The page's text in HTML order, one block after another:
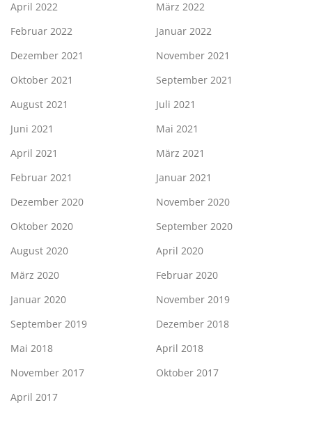
April 2022
März 2022
Februar 2022
Januar 2022
Dezember 2021
November 2021
Oktober 2021
September 2021
August 2021
Juli 2021
Juni 2021
Mai 2021
April 2021
März 2021
Februar 2021
Januar 2021
Dezember 2020
November 2020
Oktober 2020
September 2020
August 2020
April 2020
März 2020
Februar 2020
Januar 2020
November 2019
September 2019
Dezember 2018
Mai 2018
April 2018
November 2017
Oktober 2017
April 2017